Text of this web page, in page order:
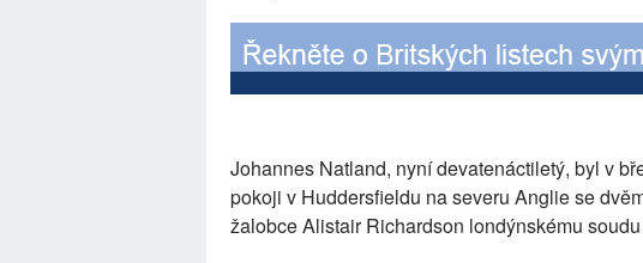
Johannes Natland, nyní devatenáctiletý, byl v
pokoji v Huddersfieldu na severu Anglie se
žalobce Alistair Richardson londýnskému